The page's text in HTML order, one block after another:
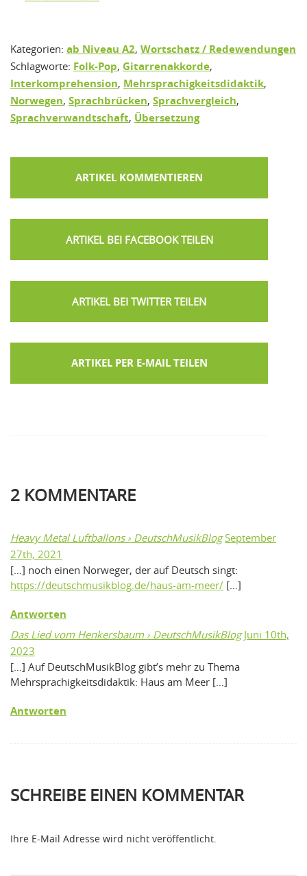
Kategorien: ab Niveau A2, Wortschatz / Redewendungen
Schlagworte: Folk-Pop, Gitarrenakkorde,
Interkomprehension, Mehrsprachigkeitsdidaktik,
Norwegen, Sprachbrücken, Sprachvergleich,
Sprachverwandtschaft, Übersetzung
ARTIKEL KOMMENTIEREN
ARTIKEL PER E-MAIL TEILEN
2 KOMMENTARE
Heavy Metal Luftballons › DeutschMusikBlog September
27th, 2021
[…] noch einen Norweger, der auf Deutsch singt:
https://deutschmusikblog.de/haus-am-meer/ […]
Antworten
Das Lied vom Henkersbaum › DeutschMusikBlog Juni 10th,
2023
[…] Auf DeutschMusikBlog gibt’s mehr zu Thema
Mehrsprachigkeitsdidaktik: Haus am Meer […]
Antworten
SCHREIBE EINEN KOMMENTAR
Ihre E-Mail Adresse wird nicht veröffentlicht.